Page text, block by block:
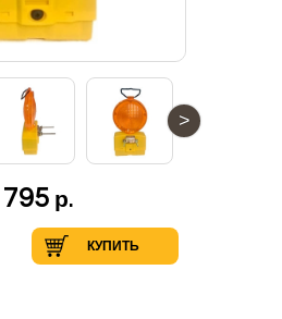
>
795 р.
КУПИТЬ